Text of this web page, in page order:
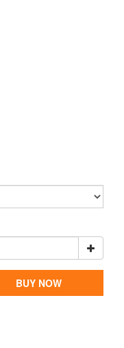
BUY NOW